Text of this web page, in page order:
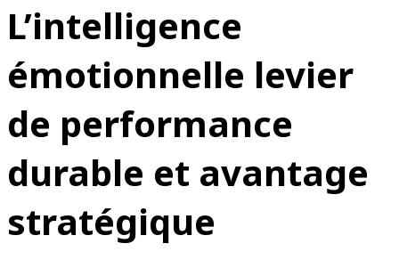
L’intelligence
émotionnelle levier
de performance
durable et avantage
stratégique